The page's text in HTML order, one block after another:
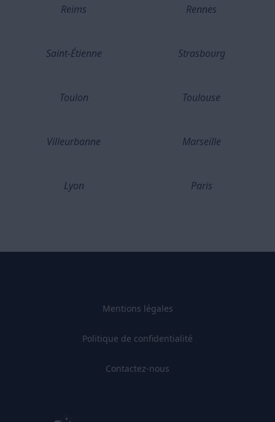
Reims Rennes
Saint-Étienne Strasbourg
Toulon Toulouse
Villeurbanne Marseille
Lyon Paris
Mentions légales
Politique de confidentialité
Contactez-nous